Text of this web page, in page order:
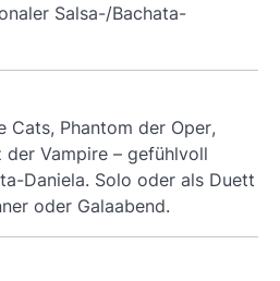
Salsa-/Bachata-
Cats, Phantom der Oper,
der Vampire – gefühlvoll
Daniela. Solo oder als Duett
oder Galaabend.